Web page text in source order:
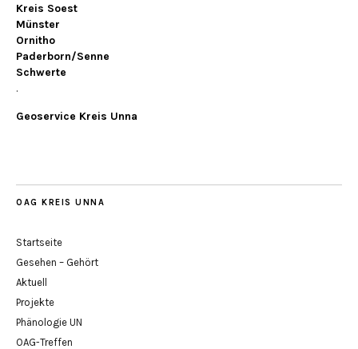
Kreis Soest
Münster
Ornitho
Paderborn/Senne
Schwerte
.
Geoservice Kreis Unna
OAG KREIS UNNA
Startseite
Gesehen – Gehört
Aktuell
Projekte
Phänologie UN
OAG-Treffen